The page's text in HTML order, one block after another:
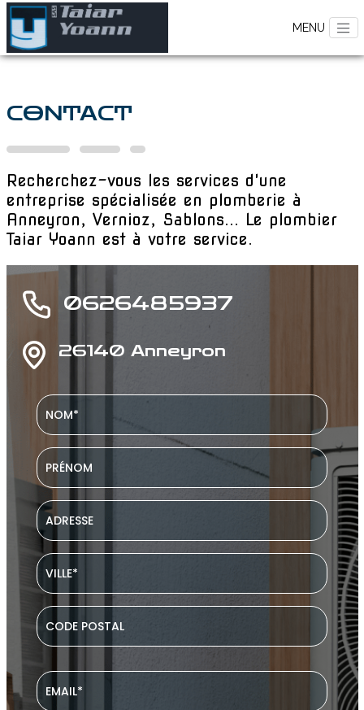
CONTACT
Recherchez-vous les services d'une
entreprise spécialisée en plomberie à
Anneyron, Vernioz, Sablons... Le plombier
Taiar Yoann est à votre service.
0626485937
26140 Anneyron